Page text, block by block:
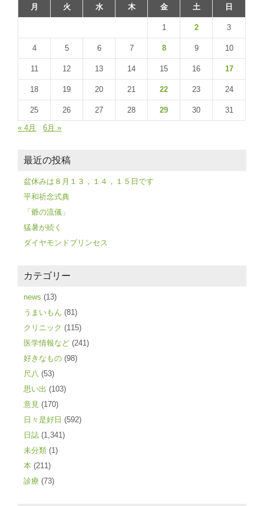
月
火 水 木 金 土 日
1 2 3
4 5 6 7 8 9 10
11 12 13 14 15 16 17
18 19 20 21 22 23 24
25 26 27 28 29 30
31
« 4月
6月 »
最近の投稿
盆休みは８月１３，１４，１５日です
平和祈念式典
「爺の流儀」
猛暑が続く
ダイヤモンドプリンセス
カテゴリー
news (13)
うまいもん (81)
クリニック (115)
医学情報など (241)
好きなもの (98)
尺八 (53)
思い出 (103)
意見 (170)
日々是好日 (592)
日誌 (1,341)
未分類 (1)
本 (211)
診療 (73)